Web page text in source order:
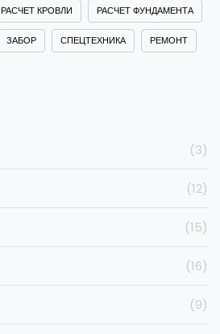
РАСЧЕТ КРОВЛИ РАСЧЕТ ФУНДАМЕНТА
ЗАБОР СПЕЦТЕХНИКА РЕМОНТ
(3)
(12)
(15)
(16)
(9)